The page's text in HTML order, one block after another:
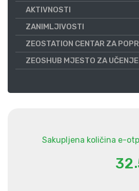
AKTIVNOSTI
ZANIMLJIVOSTI
ZEOSTATION CENTAR ZA
ZEOSHUB MJESTO ZA UČENJE
Sakupljena količina e-
32.